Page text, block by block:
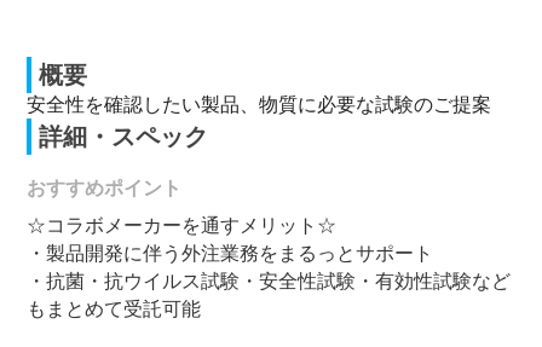
概要
安全性を確認したい製品、物質に必要な試験のご提案
詳細・スペック
おすすめポイント
☆コラボメーカーを通すメリット☆
・製品開発に伴う外注業務をまるっとサポート
・抗菌・抗ウイルス試験・安全性試験・有効性試験など
もまとめて受託可能